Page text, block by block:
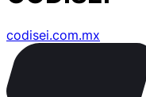
codisei.com.mx